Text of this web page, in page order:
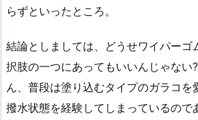
らずといったところ。
結論としましては、どうせワイパーゴ
択肢の一つにあってもいいんじゃない
ん、普段は塗り込むタイプのガラコを
撥水状態を経験してしまっているので